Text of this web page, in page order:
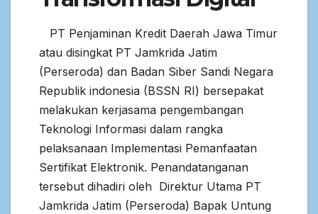
PT Penjaminan Kredit Daerah Jawa Timur
atau disingkat PT Jamkrida Jatim
(Perseroda) dan Badan Siber Sandi Negara
Republik indonesia (BSSN RI) bersepakat
melakukan kerjasama pengembangan
Teknologi Informasi dalam rangka
pelaksanaan Implementasi Pemanfaatan
Sertifikat Elektronik. Penandatanganan
tersebut dihadiri oleh Direktur Utama PT
Jamkrida Jatim (Perseroda) Bapak Untung